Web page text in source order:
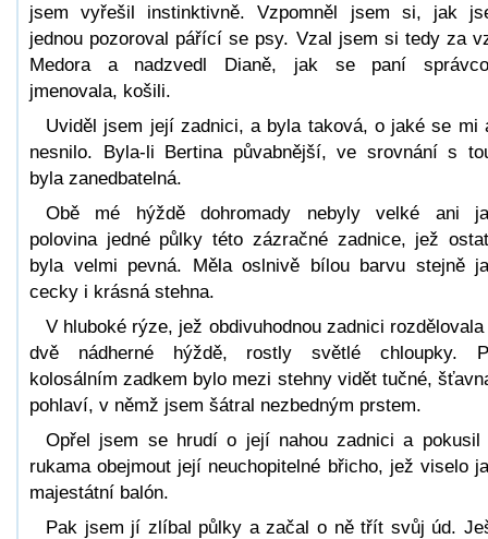
jsem vyřešil instinktivně. Vzpomněl jsem si, jak
jednou pozoroval pářící se psy. Vzal jsem si tedy za
Medora a nadzvedl Dianě, jak se paní
jmenovala, košili.
Uviděl jsem její zadnici, a byla taková, o jaké se mi
nesnilo. Byla-li Bertina půvabnější, ve srovnání s
byla zanedbatelná.
Obě mé hýždě dohromady nebyly velké ani
polovina jedné půlky této zázračné zadnice, jež
byla velmi pevná. Měla oslnivě bílou barvu stejně
cecky i krásná stehna.
V hluboké rýze, jež obdivuhodnou zadnici rozdělovala
dvě nádherné hýždě, rostly světlé chloupky.
kolosálním zadkem bylo mezi stehny vidět tučné,
pohlaví, v němž jsem šátral nezbedným prstem.
Opřel jsem se hrudí o její nahou zadnici a pokusil
rukama obejmout její neuchopitelné břicho, jež viselo
majestátní balón.
Pak jsem jí zlíbal půlky a začal o ně třít svůj úd.